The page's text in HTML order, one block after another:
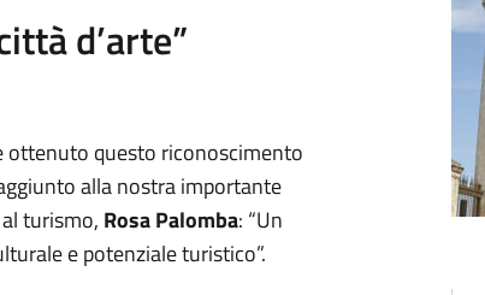
d’arte”
ottenuto questo riconoscimento
alla nostra importante
turismo, Rosa Palomba: “Un
e potenziale turistico”.